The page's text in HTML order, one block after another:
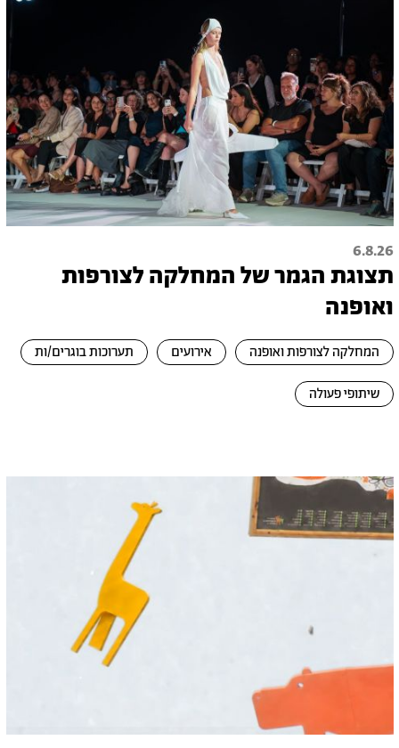
6.8.26
תצוגת הגמר של המחלקה לצורפות
ואופנה
המחלקה לצורפות ואופנה אירועים תערוכות בוגרים/ות
שיתופי פעולה